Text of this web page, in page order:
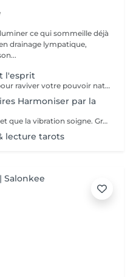
ce qui sommeille déjà
l'esprit
Canaliser l'énergie universelle pour raviver votre pouvoir naturel de guérison. Le Reiki est une pratique japonaise douce qui restaure la circulation de l'énergie vitale. Il favorise la détente, réduit le stress et soutient la régénération physique et émotionnelle. Idéal pour apaiser l'esprit et renforcer le bien-être intérieur. PACK POSSIBLE : 4 séances à CHF 320.-
Harmoniser par la
Quand le son devient vibration et que la vibration soigne. Grâce aux bols tibétains, tambours chamaniques et diapasons, les vibrations sonores agissent sur les cellules, le système nerveux et les émotions. Elles équilibrent les champs énergétiques et procurent une sensation de calme profond et d'unité intérieure. PACK POSSIBLE : 4 séances à CHF 320.-
lecture tarots